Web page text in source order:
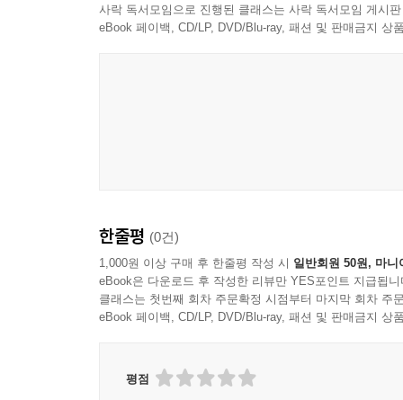
사락 독서모임으로 진행된 클래스는 사락 독서모임 게시
eBook 페이백, CD/LP, DVD/Blu-ray, 패션 및 판매금지 상
한줄평 (0건)
1,000원 이상 구매 후 한줄평 작성 시 일반회원 50원, 마니
eBook은 다운로드 후 작성한 리뷰만 YES포인트 지급됩니
클래스는 첫번째 회차 주문확정 시점부터 마지막 회차 주
eBook 페이백, CD/LP, DVD/Blu-ray, 패션 및 판매금지 상
평점